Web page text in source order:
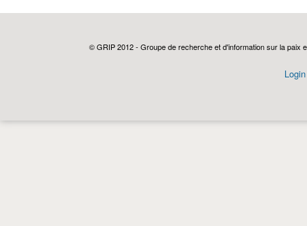
© GRIP 2012 - Groupe de recherche et d'information sur la paix
Login